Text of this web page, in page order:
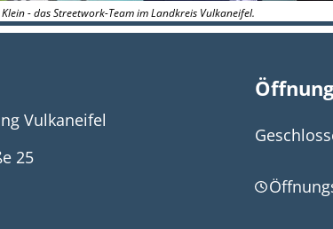
- das Streetwork-Team im Landkreis Vulkaneifel.
Vulkaneifel
25
Klicken,